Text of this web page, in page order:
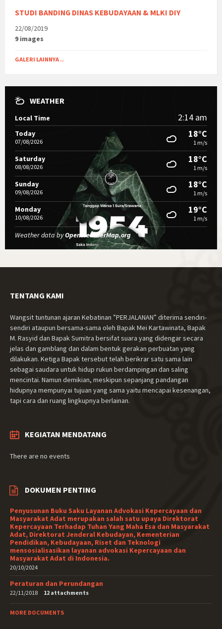
STUDI BANDING DINAS KEBUDAYAAN & MLKI DIY
22/08/2019
9 images
GALERI LAINNYA ..
WEATHER
Local Time 2:14 am
Today
07/08/2026
18°C
1 m/s
Saturday
08/08/2026
18°C
1 m/s
Sunday
09/08/2026
18°C
1 m/s
Monday
10/08/2026
19°C
1 m/s
Weather data byOpenWeatherMap.org
TENTANG KAMI
Wangsit tuntunan ajaran Kebatinan ”PERJALANAN” diterima sendiri-
sendiri ataupun bersama-sama oleh Bapak Mei Kartawinata, Bapak
M. Rasyid dan Bapak Sumitra bersifat suara yang didengar secara
jelas dan gamblang dan dalam bentuk gerakan perbuatan yang
dilakukan. Ketiga Bapak tersebut telah berikrar satu sama lain
sebagai saudara untuk hidup rukun berdampingan dan saling
mencintai. Namun demikian, meskipun sepanjang pandangan
hidupnya mempunyai tujuan yang sama yaitu mencapai kesenangan,
tapi cara dan ruang lingkupnya berlainan.
KEGIATAN MENDATANG
There are no events
DOKUMEN PENTING
Penyusunan Buku Saku Layanan Advokasi Kepercayaan dan
Masyarakat Adat merupakan salah satu upaya Direktorat
Kepercayaan Terhadap Tuhan Yang Maha Esa dan Masyarakat
Adat, Direktorat Jenderal Kebudayan, Kementerian
Pendidikan, Kebudayaan, Riset dan Teknologi
mensosialisasikan layanan advokasi Kepercayaan dan
Masyarakat Adat di Indonesia.
20/10/2024
Peraturan dan Perundangan
22/11/2018 12 attachments
MORE DOCUMENTS